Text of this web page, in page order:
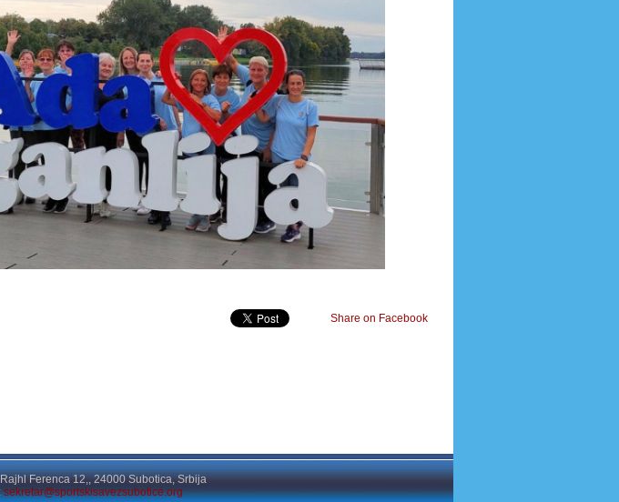
Share on Facebook
Ferenca 12,, 24000 Subotica, Srbija
sekretar@sportskisavezsubotice.org